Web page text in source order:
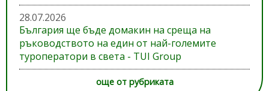
28.07.2026
България ще бъде домакин на среща на
ръководството на един от най-големите
туроператори в света - TUI Group
още от рубриката